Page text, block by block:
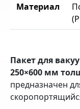
Материал
Пакет для
250×600 мм
предназначен